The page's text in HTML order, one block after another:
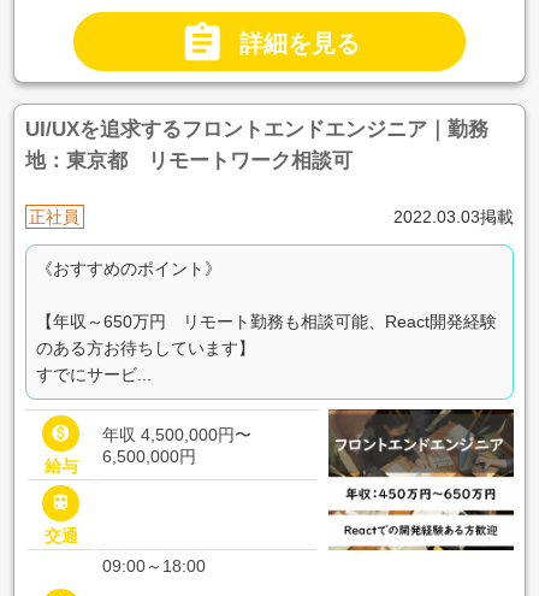
 詳細を見る
UI/UXを追求するフロントエンドエンジニア｜勤務
地：東京都 リモートワーク相談可
正社員 2022.03.03掲載
《おすすめのポイント》
【年収～650万円 リモート勤務も相談可能、React開発経験
のある方お待ちしています】
すでにサービ...

給与
年収 4,500,000円〜
6,500,000円

交通
09:00～18:00